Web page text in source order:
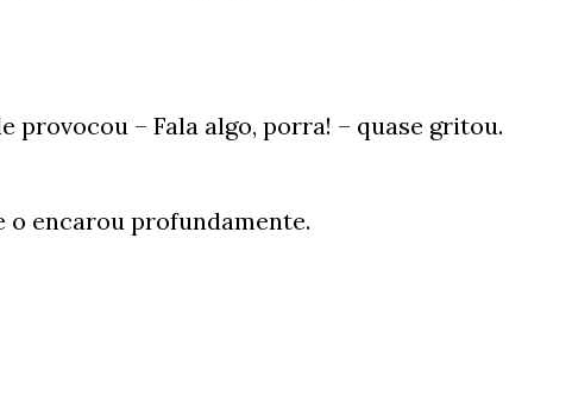
provocou – Fala algo, porra! – quase gritou.
o encarou profundamente.